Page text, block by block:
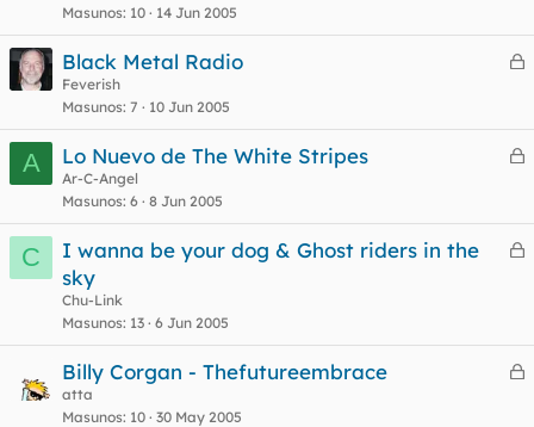
r
a
Masunos 10 14 Jun 2005
C
r
a
Black Metal Radio
Feverish
Masunos 7 10 Jun 2005
A
C
r
a
Lo Nuevo de The White Stripes
Ar-C-Angel
Masunos 6 8 Jun 2005
C
C
a
d
I wanna be your dog & Ghost riders in the
sky
Chu-Link
Masunos 13 6 Jun 2005
C
Billy Corgan - Thefutureembrace
atta
Masunos 10 30 May 2005